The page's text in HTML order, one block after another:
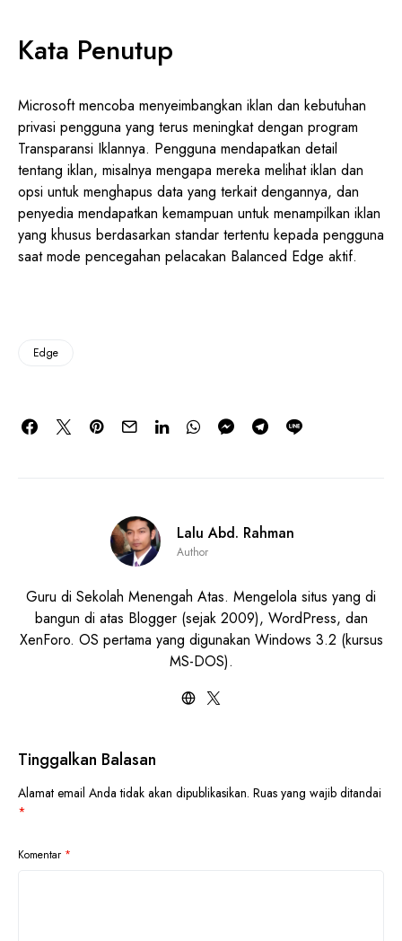
Kata Penutup
Microsoft mencoba menyeimbangkan iklan dan kebutuhan
privasi pengguna yang terus meningkat dengan program
Transparansi Iklannya. Pengguna mendapatkan detail
tentang iklan, misalnya mengapa mereka melihat iklan dan
opsi untuk menghapus data yang terkait dengannya, dan
penyedia mendapatkan kemampuan untuk menampilkan iklan
yang khusus berdasarkan standar tertentu kepada pengguna
saat mode pencegahan pelacakan Balanced Edge aktif.
Edge
Lalu Abd. Rahman
Author
Guru di Sekolah Menengah Atas. Mengelola situs yang di
bangun di atas Blogger (sejak 2009), WordPress, dan
XenForo. OS pertama yang digunakan Windows 3.2 (kursus
MS-DOS).
Tinggalkan Balasan
Alamat email Anda tidak akan dipublikasikan. Ruas yang wajib ditandai
*
Komentar *